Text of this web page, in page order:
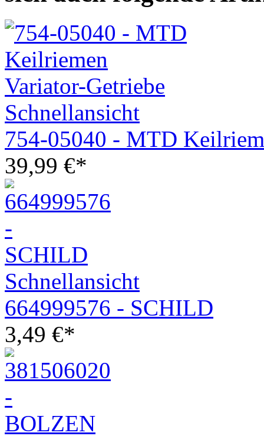
Schnellansicht
754-05040 - MTD
39,99 €*
Schnellansicht
664999576 - SCHILD
3,49 €*